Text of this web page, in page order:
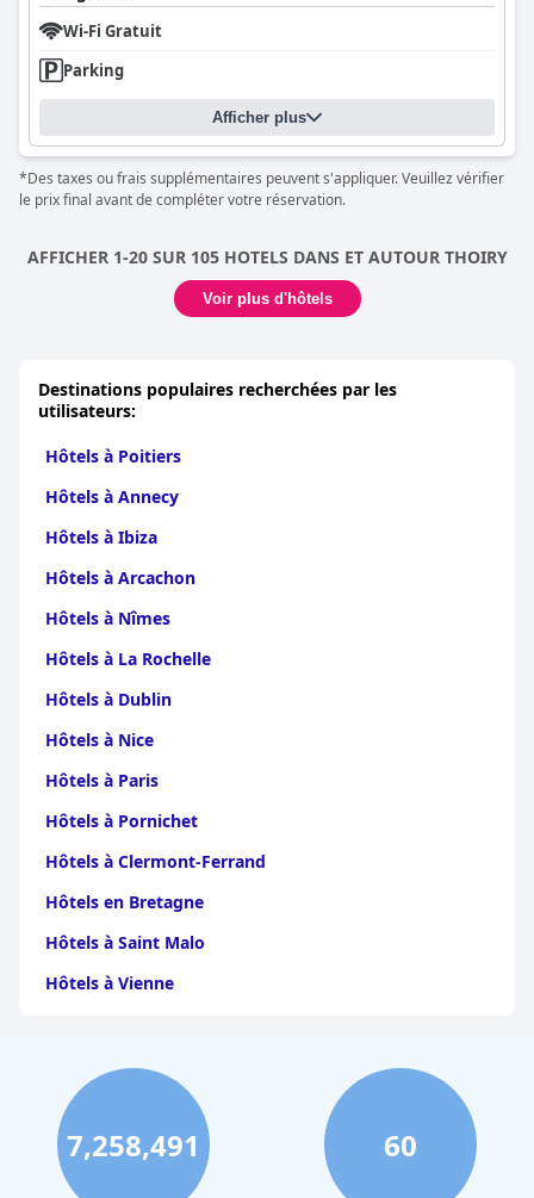
Wi-Fi Gratuit
Parking
Afficher plus
*Des taxes ou frais supplémentaires peuvent s'appliquer. Veuillez vérifier
le prix final avant de compléter votre réservation.
AFFICHER 1-20 SUR 105 HOTELS DANS ET AUTOUR THOIRY
Voir plus d'hôtels
Destinations populaires recherchées par les
utilisateurs:
Hôtels à Poitiers
Hôtels à Annecy
Hôtels à Ibiza
Hôtels à Arcachon
Hôtels à Nîmes
Hôtels à La Rochelle
Hôtels à Dublin
Hôtels à Nice
Hôtels à Paris
Hôtels à Pornichet
Hôtels à Clermont-Ferrand
Hôtels en Bretagne
Hôtels à Saint Malo
Hôtels à Vienne
Hôtels à Perpignan
Hôtels au Grand-Bornand
Hôtels à Strasbourg
Hôtels à Valence
7,258,491 60